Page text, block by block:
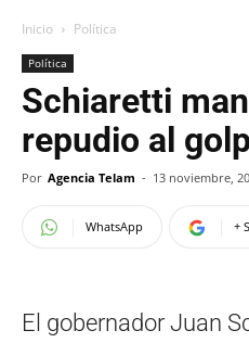
Inicio Política
Política
Schiaretti
repudio al
Por Agencia Telam - 13 noviembre,
WhatsApp +
El gobernador Juan